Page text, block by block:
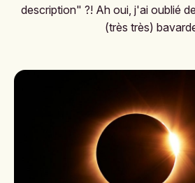
description" ?! Ah oui, j'ai oublié
(très très)